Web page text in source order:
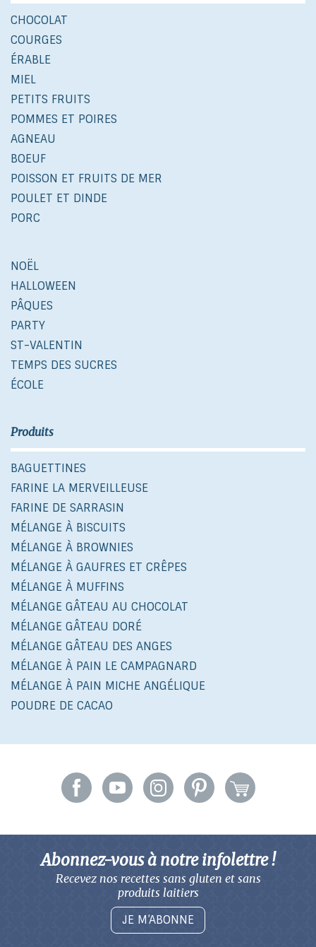
CHOCOLAT
COURGES
ÉRABLE
MIEL
PETITS FRUITS
POMMES ET POIRES
AGNEAU
BOEUF
POISSON ET FRUITS DE MER
POULET ET DINDE
PORC
NOËL
HALLOWEEN
PÂQUES
PARTY
ST-VALENTIN
TEMPS DES SUCRES
ÉCOLE
Produits
BAGUETTINES
FARINE LA MERVEILLEUSE
FARINE DE SARRASIN
MÉLANGE À BISCUITS
MÉLANGE À BROWNIES
MÉLANGE À GAUFRES ET CRÊPES
MÉLANGE À MUFFINS
MÉLANGE GÂTEAU AU CHOCOLAT
MÉLANGE GÂTEAU DORÉ
MÉLANGE GÂTEAU DES ANGES
MÉLANGE À PAIN LE CAMPAGNARD
MÉLANGE À PAIN MICHE ANGÉLIQUE
POUDRE DE CACAO
Abonnez-vous à notre infolettre !
Recevez nos recettes sans gluten et sans
produits laitiers
JE M’ABONNE